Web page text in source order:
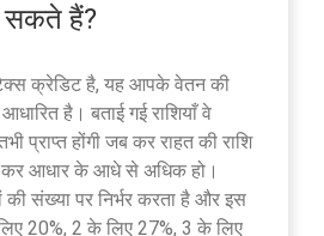
सकते हैं?
क्रेडिट है, यह आपके वेतन की
है। बताई गई राशियाँ वे
प्राप्त होंगी जब कर राहत की राशि
कर आधार के आधे से अधिक हो।
संख्या पर निर्भर करता है और इस
20%, 2 के लिए 27%, 3 के लिए